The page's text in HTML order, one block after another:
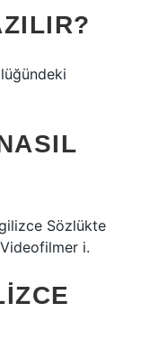
Sözlükte
i.